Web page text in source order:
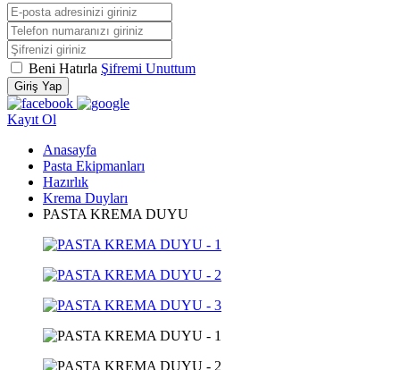
Beni Hatırla Şifremi Unuttum
Giriş Yap
Kayıt Ol
Anasayfa
Pasta Ekipmanları
Hazırlık
Krema Duyları
PASTA KREMA DUYU